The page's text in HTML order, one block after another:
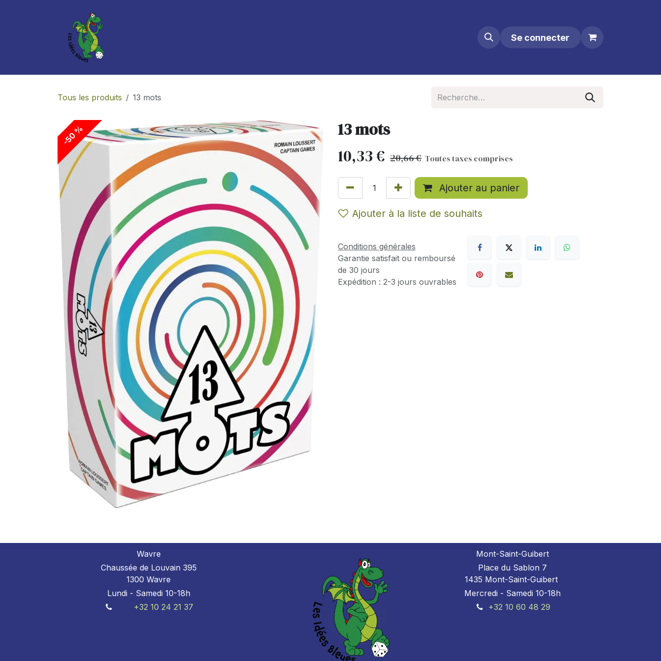
Se connecter
Tous les produits 13 mots
-50 %
13 mots
10,33€ 20,66€ Toutes taxes comprises
Ajouter au panier
Ajouter à la liste de souhaits
Conditions générales
Garantie satisfait ou remboursé
de 30 jours
Expédition : 2-3 jours ouvrables
Wavre
Chaussée de Louvain 395
1300 Wavre
Lundi - Samedi 10-18h
+32 10 24 21 37
Mont-Saint-Guibert
Place du Sablon 7
1435 Mont-Saint-Guibert
Mercredi - Samedi 10-18h
+32 10 60 48 29